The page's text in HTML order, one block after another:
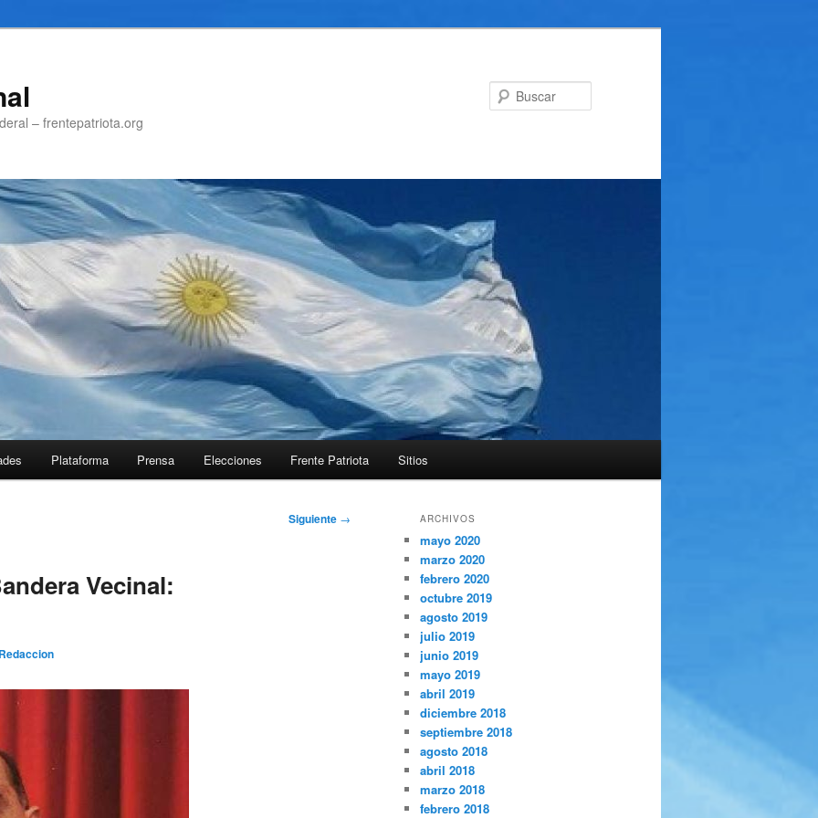
– frentepatriota.org
Plataforma Prensa Elecciones Frente Patriota Sitios
Siguiente →
Vecinal:
Redaccion
ARCHIVOS
mayo 2020
marzo 2020
febrero 2020
octubre 2019
agosto 2019
julio 2019
junio 2019
mayo 2019
abril 2019
diciembre 2018
septiembre 2018
agosto 2018
abril 2018
marzo 2018
febrero 2018